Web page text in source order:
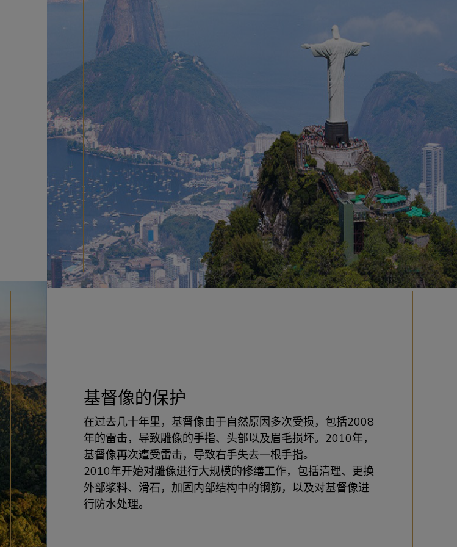
基督像的保护
在过去几十年里，基督像由于自然原因多次受损，包括2008
年的雷击，导致雕像的手指、头部以及眉毛损坏。2010年，
基督像再次遭受雷击，导致右手失去一根手指。
2010年开始对雕像进行大规模的修缮工作，包括清理、更换
外部浆料、滑石，加固内部结构中的钢筋，以及对基督像进
行防水处理。